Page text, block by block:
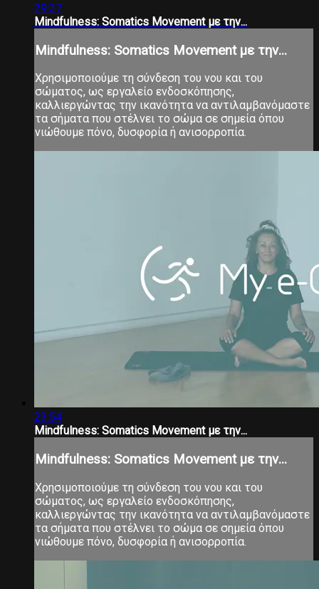
29:37
Mindfulness: Somatics Movement με την...
Mindfulness: Somatics Movement με την...
Χρησιμοποιούμε τη σύνδεση του νου και του
σώματος, ως εργαλείο ενδοσκόπησης,
καλλιεργώντας την ικανότητα να αντιλαμβανόμαστε
τα σήματα που στέλνει το σώμα σε σημεία όπου
νιώθουμε πόνο, δυσφορία ή ανισορροπία.
23:54
Mindfulness: Somatics Movement με την...
Mindfulness: Somatics Movement με την...
Χρησιμοποιούμε τη σύνδεση του νου και του
σώματος, ως εργαλείο ενδοσκόπησης,
καλλιεργώντας την ικανότητα να αντιλαμβανόμαστε
τα σήματα που στέλνει το σώμα σε σημεία όπου
νιώθουμε πόνο, δυσφορία ή ανισορροπία.